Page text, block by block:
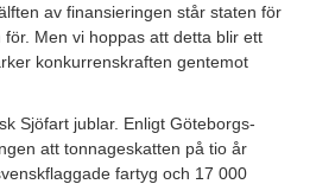
av finansieringen står staten för
Men vi hoppas att detta blir ett
konkurrenskraften gentemot
Sjöfart jublar. Enligt Göteborgs-
att tonnageskatten på tio år
fartyg och 17 000